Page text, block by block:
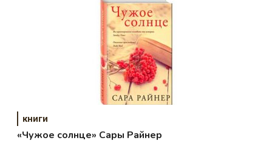
книги
«Чужое солнце» Сары Райнер